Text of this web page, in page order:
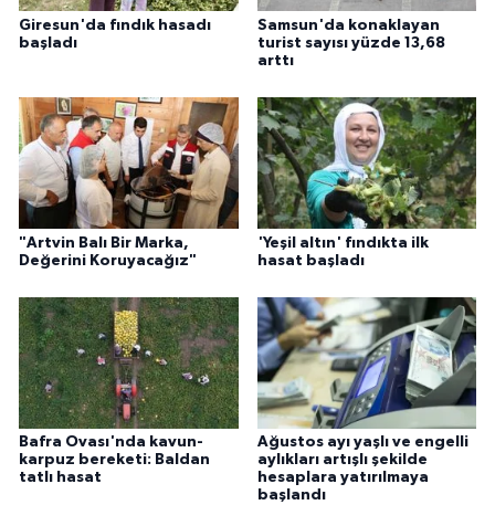
Giresun'da fındık hasadı
başladı
Samsun'da konaklayan
turist sayısı yüzde 13,68
arttı
"Artvin Balı Bir Marka,
Değerini Koruyacağız"
'Yeşil altın' fındıkta ilk
hasat başladı
Bafra Ovası'nda kavun-
karpuz bereketi: Baldan
tatlı hasat
Ağustos ayı yaşlı ve engelli
aylıkları artışlı şekilde
hesaplara yatırılmaya
başlandı